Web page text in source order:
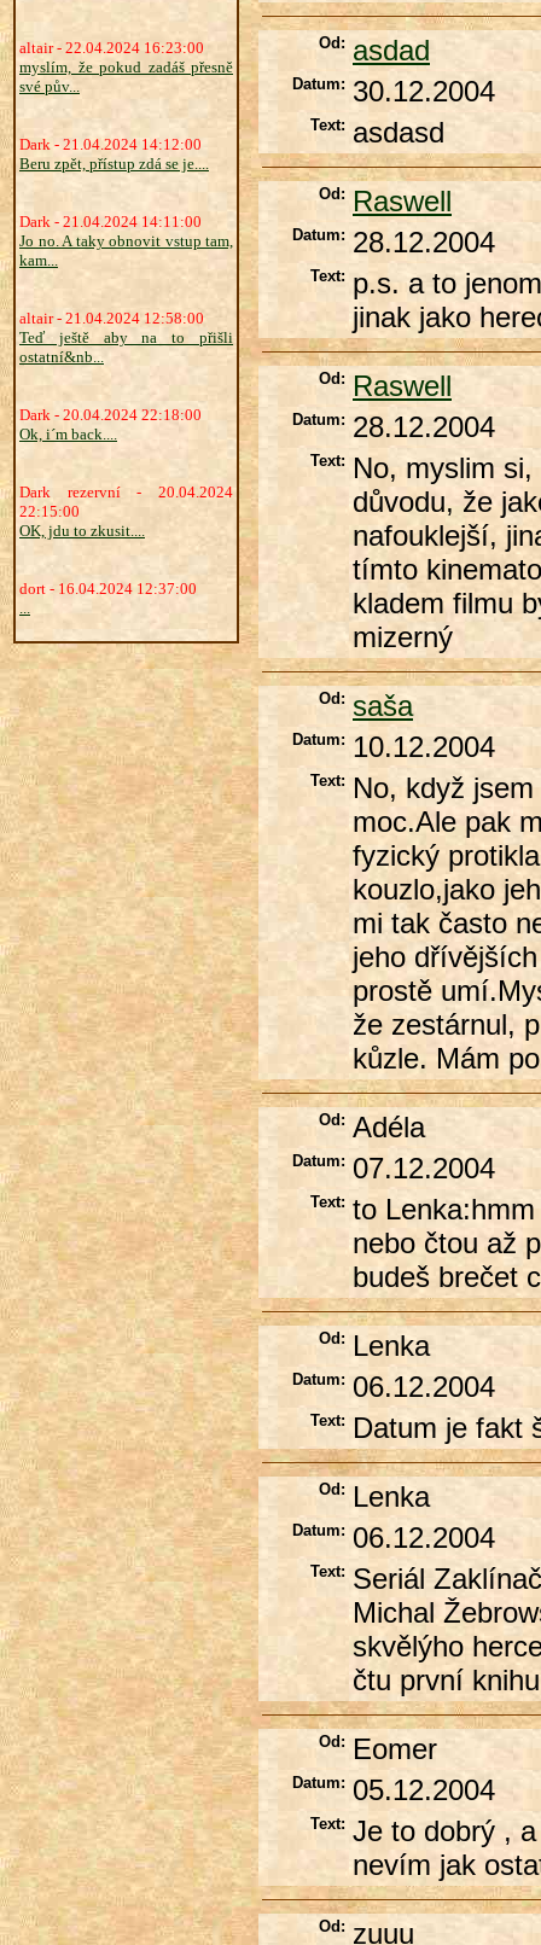
altair - 22.04.2024 16:23:00
myslím, že pokud zadáš přesně
své pův...
Dark - 21.04.2024 14:12:00
Beru zpět, přístup zdá se je....
Dark - 21.04.2024 14:11:00
Jo no. A taky obnovit vstup tam,
kam...
altair - 21.04.2024 12:58:00
Teď ještě aby na to přišli
ostatní&nb...
Dark - 20.04.2024 22:18:00
Ok, i´m back....
Dark rezervní - 20.04.2024
22:15:00
OK, jdu to zkusit....
dort - 16.04.2024 12:37:00
...
Od: asdad
Datum: 30.12.2004
Text: asdasd
Od: Raswell
Datum: 28.12.2004
Text: p.s. a to
jinak jako
Od: Raswell
Datum: 28.12.2004
Text: No, myslim
důvodu, že
nafouklejší,
tímto
kladem filmu
mizerný
Od: saša
Datum: 10.12.2004
Text: No, když
moc.Ale pak
fyzický
kouzlo,jako
mi tak často
jeho
prostě
že zestárnul,
kůzle. Mám
Od: Adéla
Datum: 07.12.2004
Text: to
nebo čtou až
budeš brečet
Od: Lenka
Datum: 06.12.2004
Text: Datum je fakt
Od: Lenka
Datum: 06.12.2004
Text: Seriál
Michal
skvělýho
čtu první
Od: Eomer
Datum: 05.12.2004
Text: Je to dobrý ,
nevím jak
Od: zuuu